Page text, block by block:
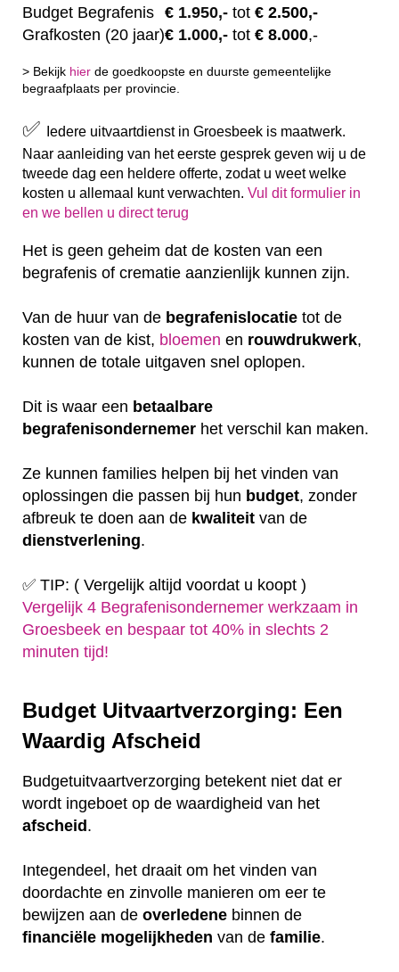
Budget Begrafenis € 1.950,- tot € 2.500,-
Grafkosten (20 jaar)€ 1.000,- tot € 8.000,-
> Bekijk hier de goedkoopste en duurste gemeentelijke
begraafplaats per provincie.
✅
Iedere uitvaartdienst in Groesbeek is maatwerk.
Naar aanleiding van het eerste gesprek geven wij u de
tweede dag een heldere offerte, zodat u weet welke
kosten u allemaal kunt verwachten. Vul dit formulier in
en we bellen u direct terug
Het is geen geheim dat de kosten van een
begrafenis of crematie aanzienlijk kunnen zijn.
Van de huur van de begrafenislocatie tot de
kosten van de kist, bloemen en rouwdrukwerk,
kunnen de totale uitgaven snel oplopen.
Dit is waar een betaalbare
begrafenisondernemer het verschil kan maken.
Ze kunnen families helpen bij het vinden van
oplossingen die passen bij hun budget, zonder
afbreuk te doen aan de kwaliteit van de
dienstverlening.
✅ TIP: ( Vergelijk altijd voordat u koopt )
Vergelijk 4 Begrafenisondernemer werkzaam in
Groesbeek en bespaar tot 40% in slechts 2
minuten tijd!
Budget Uitvaartverzorging: Een
Waardig Afscheid
Budgetuitvaartverzorging betekent niet dat er
wordt ingeboet op de waardigheid van het
afscheid .
Integendeel, het draait om het vinden van
doordachte en zinvolle manieren om eer te
bewijzen aan de overledene binnen de
financiële mogelijkheden van de familie.